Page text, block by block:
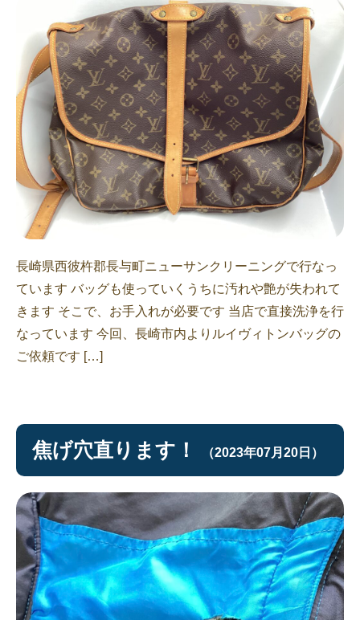
長崎県西彼杵郡長与町ニューサンクリーニングで行なっ
ています バッグも使っていくうちに汚れや艶が失われて
きます そこで、お手入れが必要です 当店で直接洗浄を行
なっています 今回、長崎市内よりルイヴィトンバッグの
ご依頼です […]
焦げ穴直ります！ （2023年07月20日）